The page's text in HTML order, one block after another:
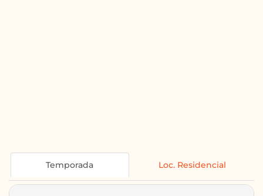
Temporada Loc. Residencial